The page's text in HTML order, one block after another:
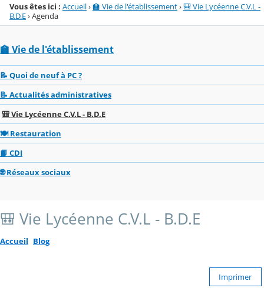
Vous êtes ici : Accueil›🏫 Vie de l'établissement›🎒 Vie Lycéenne C.V.L -
B.D.E›Agenda
🏫 Vie de l'établissement
📝 Quoi de neuf à PC ?
📝 Actualités administratives
🎒 Vie Lycéenne C.V.L - B.D.E
🍽️ Restauration
📙 CDI
🌐 Réseaux sociaux
🎒 Vie Lycéenne C.V.L - B.D.E
Accueil Blog
Imprimer